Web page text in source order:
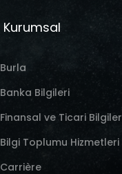
Kurumsal
Burla
Banka Bilgileri
Finansal ve Ticari Bilgiler
Bilgi Toplumu Hizmetleri
Carrière